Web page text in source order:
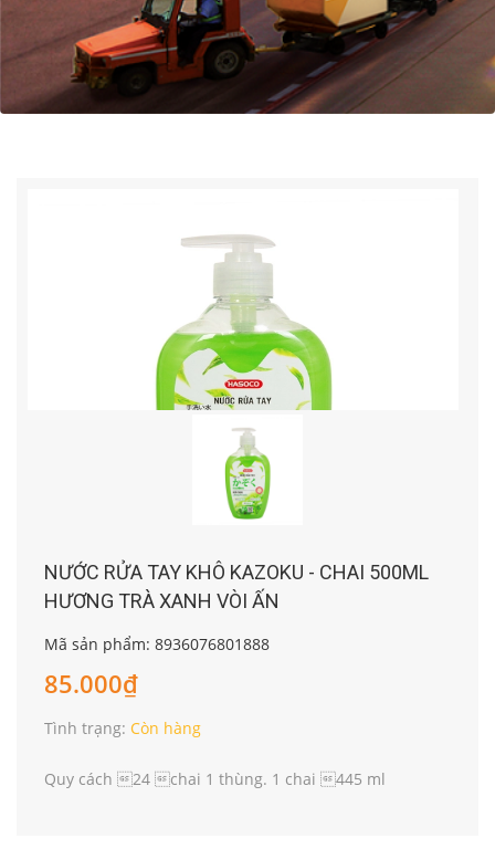
NƯỚC RỬA TAY KHÔ KAZOKU - CHAI 500ML
HƯƠNG TRÀ XANH VÒI ẤN
Mã sản phẩm: 8936076801888
85.000₫
Tình trạng: Còn hàng
Quy cách 24 chai 1 thùng. 1 chai 445 ml